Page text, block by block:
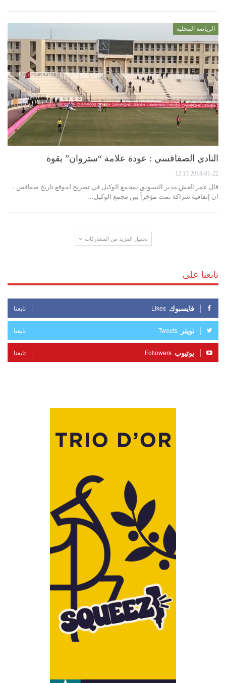
الرياضة المحلية
النادي الصفاقسي : عودة علامة “ستروان” بقوة
2018-01-22 12:13
قال عمر العش مدير التسويق بمجمع الوكيل في تصريح لموقع تاريخ صفاقس ،
ان إتفاقية شراكة تمت مؤخراً بين مجمع الوكيل…
تحميل المزيد من المشاركات
تابعنا على
فايسبوك Likes تابعنا
تويتر Tweets تابعنا
يوتيوب Followers تابعنا